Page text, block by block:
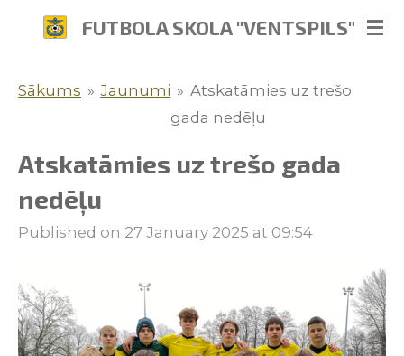
content
FUTBOLA SKOLA "VENTSPILS"
Sākums » Jaunumi » Atskatāmies uz trešo
gada nedēļu
Atskatāmies uz trešo gada
nedēļu
Published on 27 January 2025 at 09:54